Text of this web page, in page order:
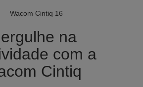
na
com a
Cintiq